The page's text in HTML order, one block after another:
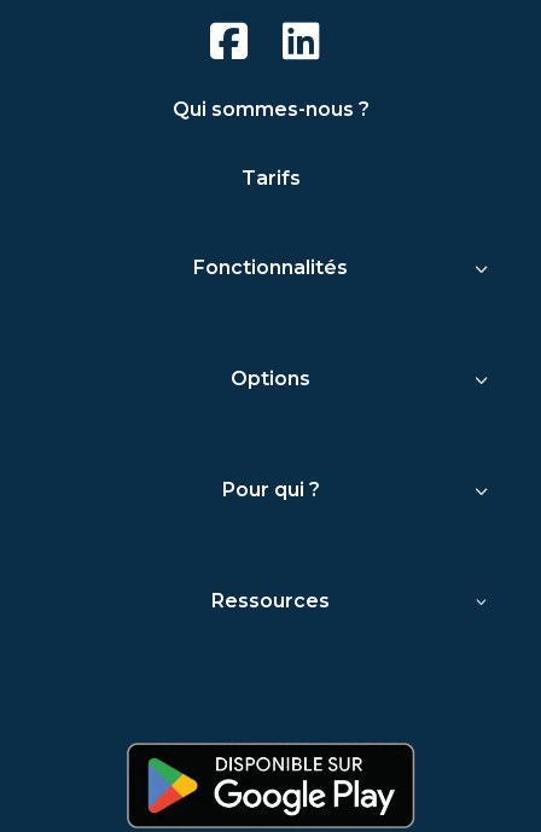
Qui sommes-nous ?
Tarifs
Fonctionnalités
Options
Pour qui ?
Ressources